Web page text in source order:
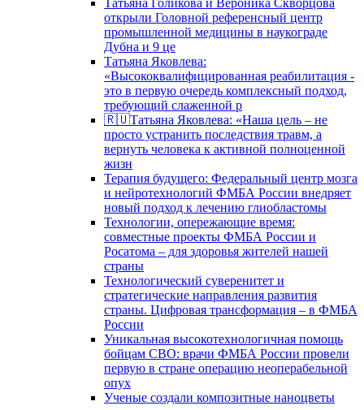
Татьяна Голикова и Вероника Скворцова
открыли Головной референсный центр
промышленной медицины в наукограде
Дубна и 9 це
Татьяна Яковлева:
«Высококвалифицированная реабилитация -
это в первую очередь комплексный подход,
требующий слаженной р
🇷🇺Татьяна Яковлева: «Наша цель – не
просто устранить последствия травм, а
вернуть человека к активной полноценной
жизн
Терапия будущего: Федеральный центр мозга
и нейротехнологий ФМБА России внедряет
новый подход к лечению глиобластомы
Технологии, опережающие время:
совместные проекты ФМБА России и
Росатома – для здоровья жителей нашей
страны
Технологический суверенитет и
стратегические направления развития
страны. Цифровая трансформация – в ФМБА
России
Уникальная высокотехнологичная помощь
бойцам СВО: врачи ФМБА России провели
первую в стране операцию неоперабельной
опух
Ученые создали композитные наноцветы